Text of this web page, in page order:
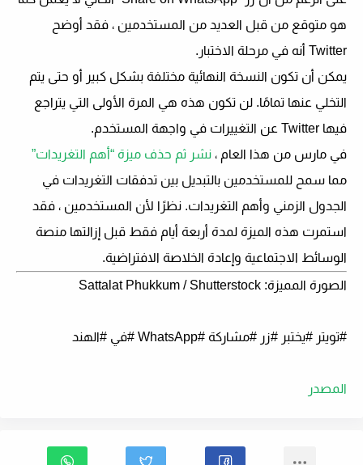
هو متوقع من قبل العديد من المستخدمين ، فقد أوضح
Twitter أنه في مرحلة الاختبار.
يمكن أن تكون النسخة النهائية مختلفة بشكل كبير أو حتى يتم
التخلي عنها تمامًا. لن تكون هذه هي المرة الأولى التي يتراجع
فيها Twitter عن التغييرات في واجهة المستخدم.
في مارس من هذا العام ، نشر ثم حذف ميزة “أهم التغريدات”
مما سمح للمستخدمين بالتبديل بين تدفقات التغريدات في
الجدول الزمني وأهم التغريدات. نظرًا لأن المستخدمين ، فقد
استمرت هذه الميزة لمدة أربعة أيام فقط قبل إزالتها منصة
الوسائط الاجتماعية وإعادة الخلاصة الافتراضية.
الصورة المميزة: Sattalat Phukkum / Shutterstock
#تويتر #يختبر #زر #مشاركة #WhatsApp #في #الهند
المصدر